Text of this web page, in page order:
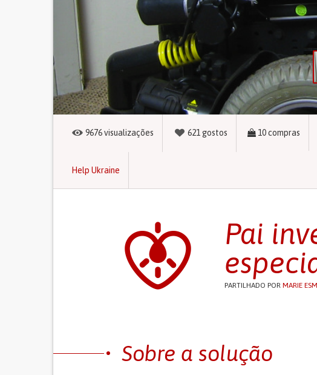
9676visualizações 621 gostos 10compras
Help Ukraine
Pai
PARTILHADO POR MARIE
Sobre a solução